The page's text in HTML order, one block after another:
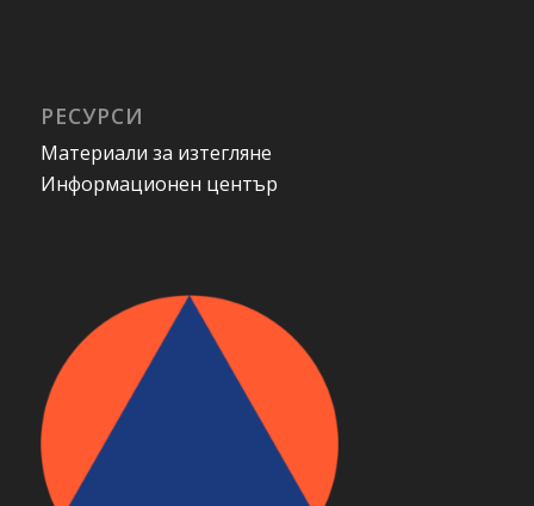
РЕСУРСИ
Материали за изтегляне
Информационен център